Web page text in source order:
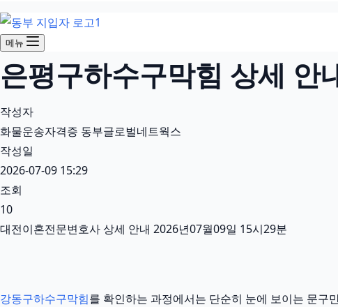
메뉴
은평구하수구막힘 상세
작성자
화물운송자격증 동부글로벌네트웍스
작성일
2026-07-09 15:29
조회
10
대전이혼전문변호사 상세 안내 2026년07월09일 15시29분
강동구하수구막힘를 확인하는 과정에서는 단순히 눈에 보이는 문구